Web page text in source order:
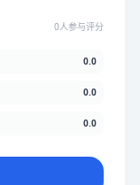
0人参与评分
0.0
0.0
0.0